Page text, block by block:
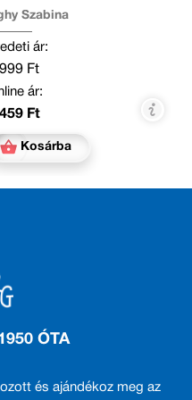
Szabina
ár:
Ft
ár:
Ft
Kosárba
ÓTA
és ajándékoz meg az